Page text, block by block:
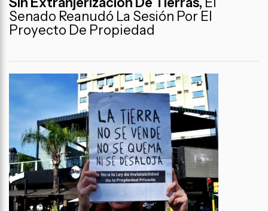
Senado Reanudó La Sesión Por El
Proyecto De Propiedad